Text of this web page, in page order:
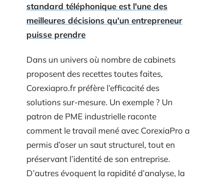
standard téléphonique est l'une des
meilleures décisions qu'un entrepreneur
puisse prendre
Dans un univers où nombre de cabinets
proposent des recettes toutes faites,
Corexiapro.fr préfère l’efficacité des
solutions sur-mesure. Un exemple ? Un
patron de PME industrielle raconte
comment le travail mené avec CorexiaPro a
permis d’oser un saut structurel, tout en
préservant l’identité de son entreprise.
D’autres évoquent la rapidité d’analyse, la